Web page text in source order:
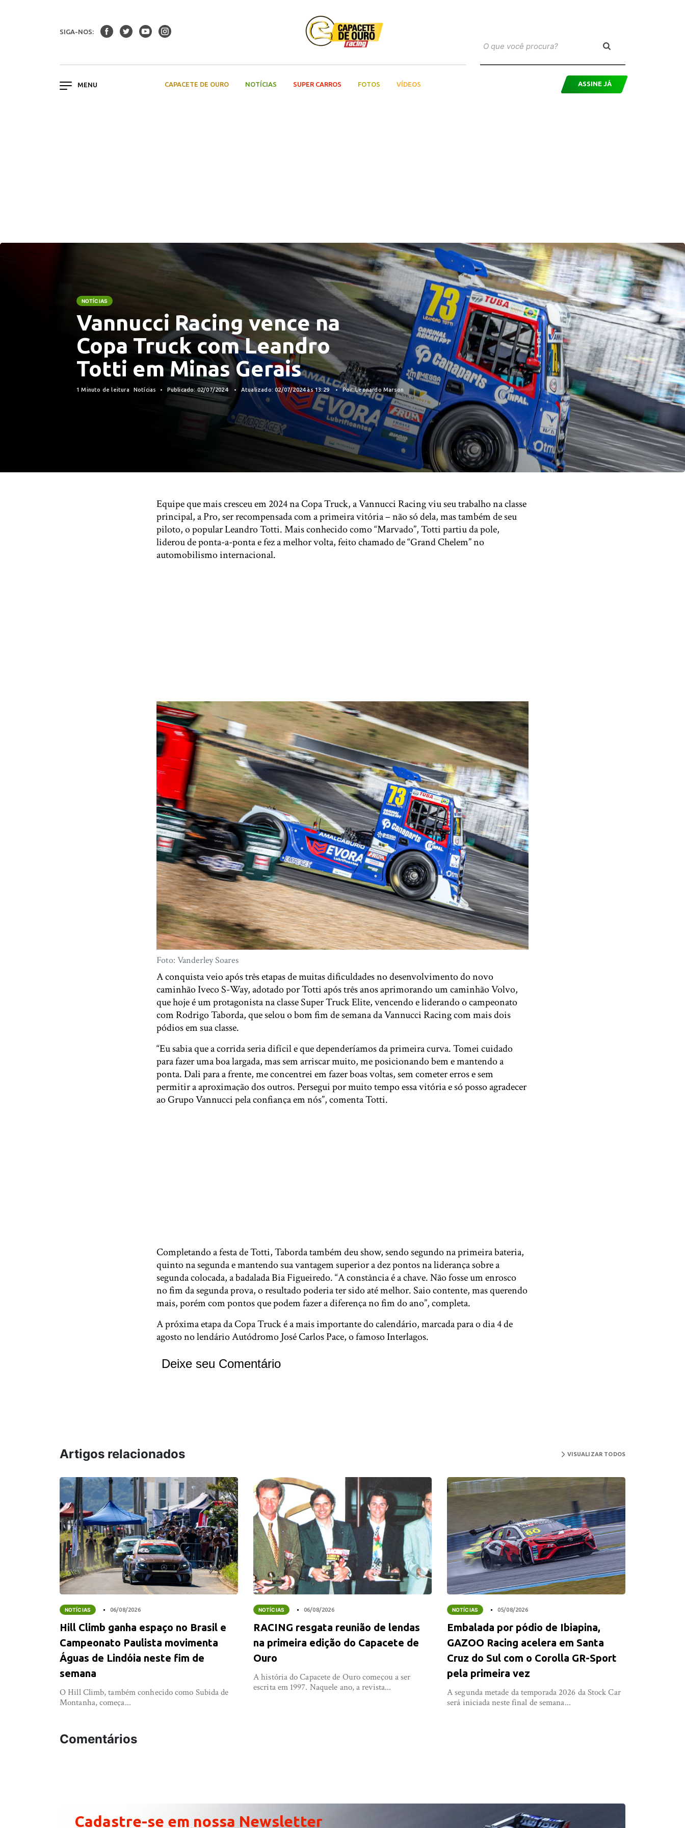
SIGA-NOS:
CAPACETE DE OURO NOTÍCIAS SUPER CARROS FOTOS VÍDEOS ASSINE JÁ
NOTÍCIAS
Vannucci Racing vence na
Copa Truck com Leandro
Totti em Minas Gerais
1 Minuto de leitura Notícias Publicado: 02/07/2024 Atualizado: 02/07/2024 às 13:29 Por: Leonardo Marson
Equipe que mais cresceu em 2024 na Copa Truck, a Vannucci Racing viu seu trabalho na classe
principal, a Pro, ser recompensada com a primeira vitória – não só dela, mas também de seu
piloto, o popular Leandro Totti. Mais conhecido como “Marvado”, Totti partiu da pole,
liderou de ponta-a-ponta e fez a melhor volta, feito chamado de “Grand Chelem” no
automobilismo internacional.
Foto: Vanderley Soares
A conquista veio após três etapas de muitas dificuldades no desenvolvimento do novo
caminhão Iveco S-Way, adotado por Totti após três anos aprimorando um caminhão Volvo,
que hoje é um protagonista na classe Super Truck Elite, vencendo e liderando o campeonato
com Rodrigo Taborda, que selou o bom fim de semana da Vannucci Racing com mais dois
pódios em sua classe.
“Eu sabia que a corrida seria difícil e que dependeríamos da primeira curva. Tomei cuidado
para fazer uma boa largada, mas sem arriscar muito, me posicionando bem e mantendo a
ponta. Dali para a frente, me concentrei em fazer boas voltas, sem cometer erros e sem
permitir a aproximação dos outros. Persegui por muito tempo essa vitória e só posso agradecer
ao Grupo Vannucci pela confiança em nós”, comenta Totti.
Completando a festa de Totti, Taborda também deu show, sendo segundo na primeira bateria,
quinto na segunda e mantendo sua vantagem superior a dez pontos na liderança sobre a
segunda colocada, a badalada Bia Figueiredo. “A constância é a chave. Não fosse um enrosco
no fim da segunda prova, o resultado poderia ter sido até melhor. Saio contente, mas querendo
mais, porém com pontos que podem fazer a diferença no fim do ano”, completa.
A próxima etapa da Copa Truck é a mais importante do calendário, marcada para o dia 4 de
agosto no lendário Autódromo José Carlos Pace, o famoso Interlagos.
Deixe seu Comentário
Artigos relacionados VISUALIZAR TODOS
NOTÍCIAS 06/08/2026
Hill Climb ganha espaço no Brasil e
Campeonato Paulista movimenta
Águas de Lindóia neste fim de
semana
O Hill Climb, também conhecido como Subida de
Montanha, começa...
NOTÍCIAS 06/08/2026
RACING resgata reunião de lendas
na primeira edição do Capacete de
Ouro
A história do Capacete de Ouro começou a ser
escrita em 1997. Naquele ano, a revista...
NOTÍCIAS 05/08/2026
Embalada por pódio de Ibiapina,
GAZOO Racing acelera em Santa
Cruz do Sul com o Corolla GR-Sport
pela primeira vez
A segunda metade da temporada 2026 da Stock Car
será iniciada neste final de semana...
Comentários
Cadastre-se em nossa Newsletter